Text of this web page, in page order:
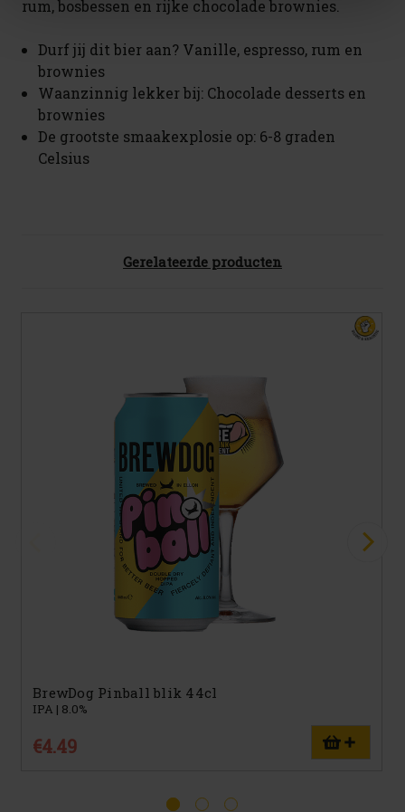
rum, bosbessen en rijke chocolade brownies.
Durf jij dit bier aan? Vanille, espresso, rum en
brownies
Waanzinnig lekker bij: Chocolade desserts en
brownies
De grootste smaakexplosie op: 6-8 graden
Celsius
Gerelateerde producten
BrewDog Pinball blik 44cl
IPA | 8.0%
€4.49